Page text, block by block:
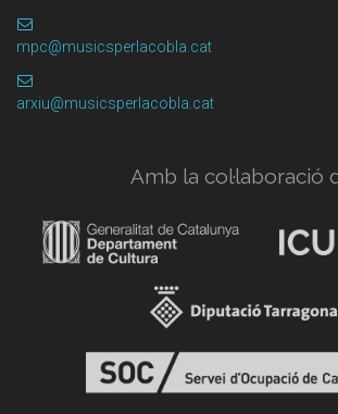
mpc@musicsperlacobla.cat
arxiu@musicsperlacobla.cat
Amb la col·laboració